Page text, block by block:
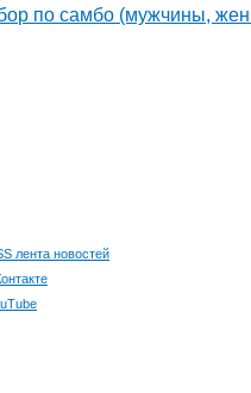
по самбо (мужчины,
лента новостей